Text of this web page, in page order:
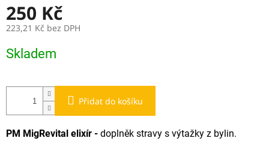
250 Kč
223,21 Kč bez DPH
cena:
Skladem
Přidat do košíku
PM MigRevital elixír - doplněk stravy s výtažky z bylin.